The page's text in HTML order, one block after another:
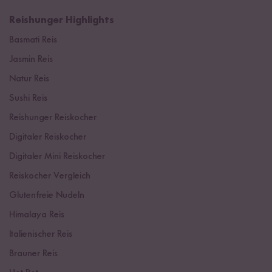
Reishunger Highlights
Basmati Reis
Jasmin Reis
Natur Reis
Sushi Reis
Reishunger Reiskocher
Digitaler Reiskocher
Digitaler Mini Reiskocher
Reiskocher Vergleich
Glutenfreie Nudeln
Himalaya Reis
Italienischer Reis
Brauner Reis